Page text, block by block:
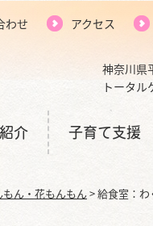
わせ アクセス
神奈川県
トータル
介 子育て支援
もん・花もんもん>給食室：わ